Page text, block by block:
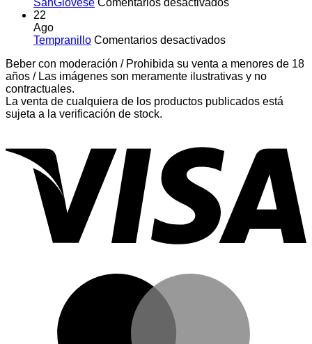
SanGiovese Comentarios desactivados
22
Ago
Tempranillo Comentarios desactivadosen
Beber con moderación / Prohibida su venta a menores de 18
años / Las imágenes son meramente ilustrativas y no
contractuales.
La venta de cualquiera de los productos publicados está
sujeta a la verificación de stock.